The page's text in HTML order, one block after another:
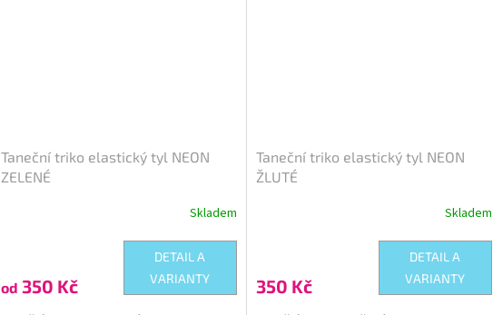
Taneční triko elastický tyl NEON
ZELENÉ
Skladem
od 350 Kč
DETAIL A
VARIANTY
Taneční triko elastický tyl NEON
ŽLUTÉ
Skladem
350 Kč
DETAIL A
VARIANTY